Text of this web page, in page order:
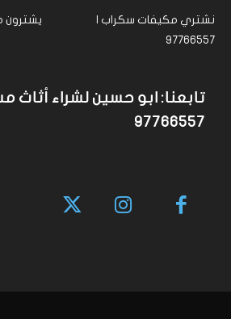
نشتري مكيفات سكراب |
97766557
يشترون
تابعنا: ابو حسين لشراء
97766557